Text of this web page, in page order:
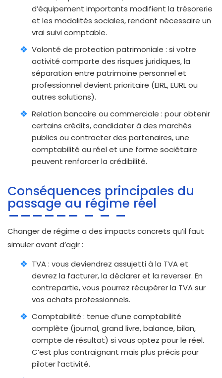
d’équipement importants modifient la trésorerie
et les modalités sociales, rendant nécessaire un
vrai suivi comptable.
Volonté de protection patrimoniale : si votre
activité comporte des risques juridiques, la
séparation entre patrimoine personnel et
professionnel devient prioritaire (EIRL, EURL ou
autres solutions).
Relation bancaire ou commerciale : pour obtenir
certains crédits, candidater à des marchés
publics ou contracter des partenaires, une
comptabilité au réel et une forme sociétaire
peuvent renforcer la crédibilité.
Conséquences principales du
passage au régime réel
Changer de régime a des impacts concrets qu’il faut
simuler avant d’agir :
TVA : vous deviendrez assujetti à la TVA et
devrez la facturer, la déclarer et la reverser. En
contrepartie, vous pourrez récupérer la TVA sur
vos achats professionnels.
Comptabilité : tenue d’une comptabilité
complète (journal, grand livre, balance, bilan,
compte de résultat) si vous optez pour le réel.
C’est plus contraignant mais plus précis pour
piloter l’activité.